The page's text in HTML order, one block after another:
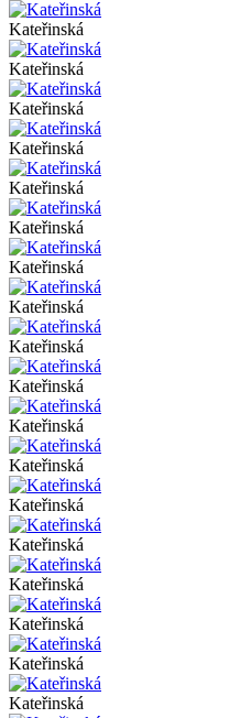
Kateřinská
Kateřinská
Kateřinská
Kateřinská
Kateřinská
Kateřinská
Kateřinská
Kateřinská
Kateřinská
Kateřinská
Kateřinská
Kateřinská
Kateřinská
Kateřinská
Kateřinská
Kateřinská
Kateřinská
Kateřinská